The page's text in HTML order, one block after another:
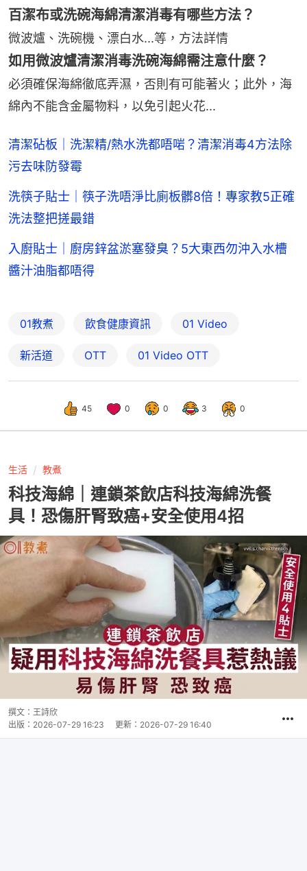
百潔布或洗碗海綿清潔消毒有哪些方法？
微波爐、洗碗機、漂白水...等， 方法詳情
如用微波爐清潔消毒洗碗海綿需注意什麼？
必須確保海綿徹底弄濕，否則有可能著火；此外，海
綿內不能含金屬物料，以免引起火花...
清潔砧板｜洗潔精/熱水洗都唔啱？清潔消毒4方法除
污去味防發霉
洗筷子貼士｜筷子洗唔淨比廁板髒8倍！專家教5正確
洗法整把搓最錯
入廚貼士｜廚房鋅盆淤塞發臭？5大東西勿沖入水槽
醬汁油脂都唔得
01教煮 飲食健康資訊 01 Video
新活道 OTT 01‌ ‌Video‌ ‌OTT
45 0 0 3 0
生活 教煮
科技海綿｜連鎖茶飲店科技海綿洗餐
具！恐傷肝腎致癌+安全使用4招
撰文： 王詩欣
出版： 2026-07-29 16:23 更新： 2026-07-29 16:40